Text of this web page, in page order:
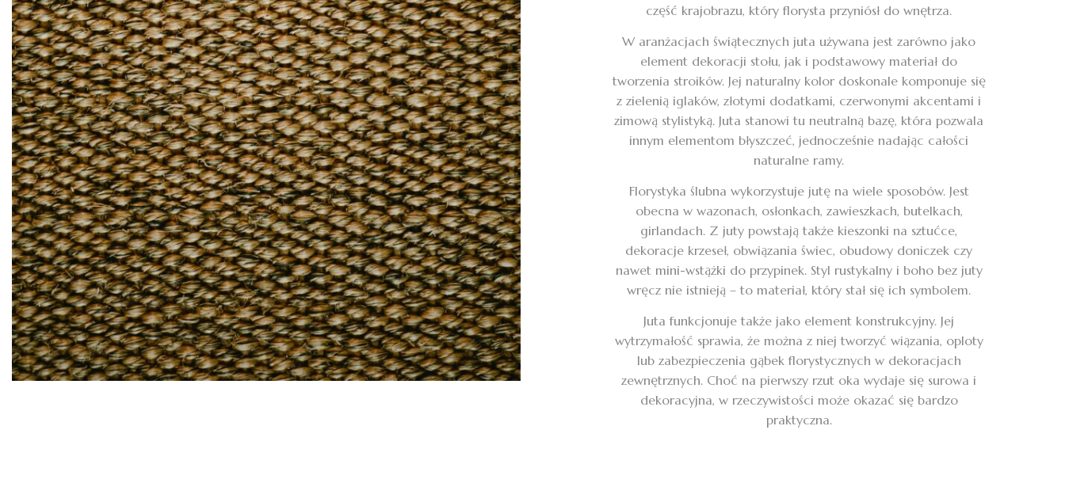
część krajobrazu, który florysta przyniósł do wnętrza.
W aranżacjach świątecznych juta używana jest zarówno jako
element dekoracji stołu, jak i podstawowy materiał do
tworzenia stroików. Jej naturalny kolor doskonale komponuje się
z zielenią iglaków, złotymi dodatkami, czerwonymi akcentami i
zimową stylistyką. Juta stanowi tu neutralną bazę, która pozwala
innym elementom błyszczeć, jednocześnie nadając całości
naturalne ramy.
Florystyka ślubna wykorzystuje jutę na wiele sposobów. Jest
obecna w wazonach, osłonkach, zawieszkach, butelkach,
girlandach. Z juty powstają także kieszonki na sztućce,
dekoracje krzeseł, obwiązania świec, obudowy doniczek czy
nawet mini-wstążki do przypinek. Styl rustykalny i boho bez juty
wręcz nie istnieją – to materiał, który stał się ich symbolem.
Juta funkcjonuje także jako element konstrukcyjny. Jej
wytrzymałość sprawia, że można z niej tworzyć wiązania, oploty
lub zabezpieczenia gąbek florystycznych w dekoracjach
zewnętrznych. Choć na pierwszy rzut oka wydaje się surowa i
dekoracyjna, w rzeczywistości może okazać się bardzo
praktyczna.